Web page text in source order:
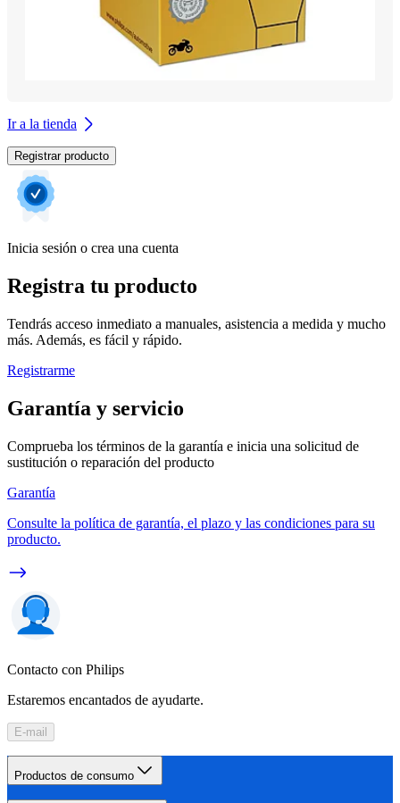
Ir a la tienda
Registrar producto
Inicia sesión o crea una cuenta
Registra tu producto
Tendrás acceso inmediato a manuales, asistencia a medida y mucho
más. Además, es fácil y rápido.
Registrarme
Garantía y servicio
Comprueba los términos de la garantía e inicia una solicitud de
sustitución o reparación del producto
Garantía
Consulte la política de garantía, el plazo y las condiciones para su
producto.
Contacto con Philips
Estaremos encantados de ayudarte.
E-mail
Productos de consumo